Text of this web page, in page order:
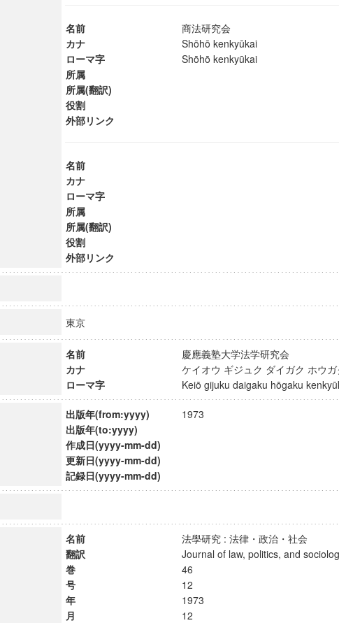
ナンス教育研究センター
先端的教育研究拠点
展のサイエンス」
名前
商法研究会
カナ
Shōhō kenkyūkai
ローマ字
Shōhō kenkyūkai
所属
所属(翻訳)
役割
外部リンク
名前
カナ
ローマ字
所属
所属(翻訳)
役割
外部リンク
東京
名前
慶應義塾大学法学研究会
カナ
ケイオウ ギジュク ダイガク ホウ
ローマ字
Keiō gijuku daigaku hōgaku
出版年(from:yyyy)
1973
出版年(to:yyyy)
作成日(yyyy-mm-dd)
更新日(yyyy-mm-dd)
記録日(yyyy-mm-dd)
名前
法學研究 : 法律・政治・社会
翻訳
Journal of law, politics, and
巻
46
号
12
年
1973
月
12